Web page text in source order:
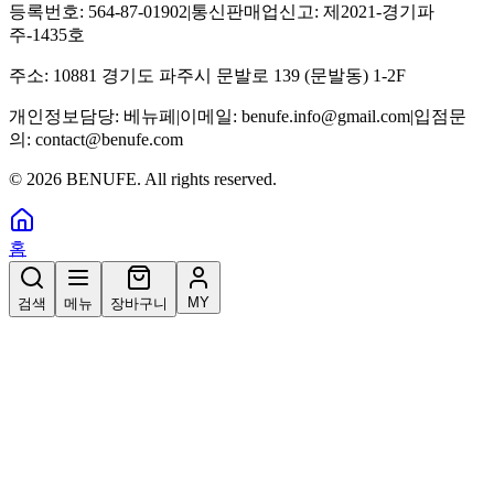
등록번호: 564-87-01902|통신판매업신고: 제2021-경기파
주-1435호
주소: 10881 경기도 파주시 문발로 139 (문발동) 1-2F
개인정보담당: 베뉴페 |이메일: benufe.info@gmail.com|입점문
의: contact@benufe.com
© 2026 BENUFE. All rights reserved.
홈
검색 메뉴 장바구니 MY